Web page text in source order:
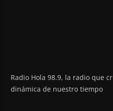
Radio Hola 98.9, la radio que
dinámica de nuestro tiempo